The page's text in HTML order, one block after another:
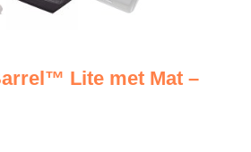
Lite met Mat –